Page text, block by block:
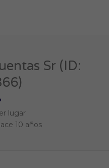
Sr (ID:
lugar
10 años